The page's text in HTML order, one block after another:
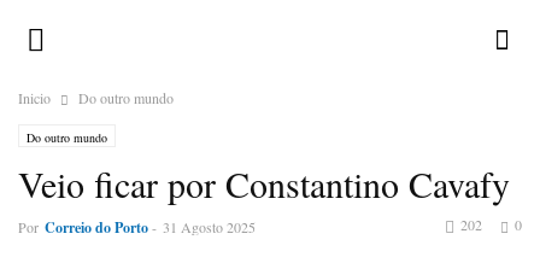
Inicio Do outro mundo
Do outro mundo
Veio ficar por Constantino Cavafy
Por Correio do Porto- 31 Agosto 2025 0
202